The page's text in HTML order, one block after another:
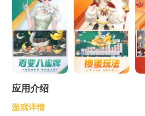
应用介绍
游戏详情